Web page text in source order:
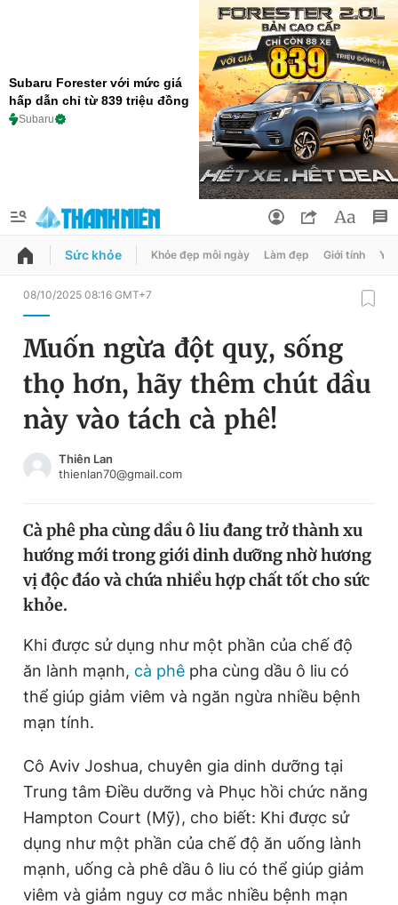
Subaru Forester với mức giá
hấp dẫn chỉ từ 839 triệu đồng
Subaru
QUẢNG CÁO ĐẶT BÁO
Chuyên mục
Chuyên mục khác
Chào ngày mới
Video Magazine
Sản phẩm khác
Tiện ích Bạn cần biết
Thông tin tòa soạn
Đọc Thanh Niên trên điện thoại
Đổi mật khẩu
Tin đã lưu
Tin đã xem
Sức khỏe Khỏe đẹp mỗi ngày Làm đẹp Giới tính Y
08/10/2025 08:16 GMT+7
Muốn ngừa đột quỵ, sống
thọ hơn, hãy thêm chút dầu
này vào tách cà phê!
Thiên Lan
thienlan70@gmail.com
Cà phê pha cùng dầu ô liu đang trở thành xu
hướng mới trong giới dinh dưỡng nhờ hương
vị độc đáo và chứa nhiều hợp chất tốt cho sức
khỏe.
Khi được sử dụng như một phần của chế độ
ăn lành mạnh, cà phê pha cùng dầu ô liu có
thể giúp giảm viêm và ngăn ngừa nhiều bệnh
mạn tính.
Cô Aviv Joshua, chuyên gia dinh dưỡng tại
Trung tâm Điều dưỡng và Phục hồi chức năng
Hampton Court (Mỹ), cho biết: Khi được sử
dụng như một phần của chế độ ăn uống lành
mạnh, uống cà phê dầu ô liu có thể giúp giảm
viêm và giảm nguy cơ mắc nhiều bệnh mạn